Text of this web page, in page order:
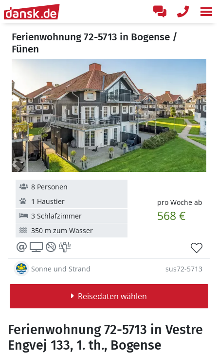
Ferienwohnung 72-5713 in Bogense /
Fünen
pro Woche ab
568 €
8 Personen
1 Haustier
3 Schlafzimmer
350 m zum Wasser
Sonne und Strand sus72-5713
Reisedaten wählen
Ferienwohnung 72-5713 in Vestre
Engvej 133, 1. th., Bogense